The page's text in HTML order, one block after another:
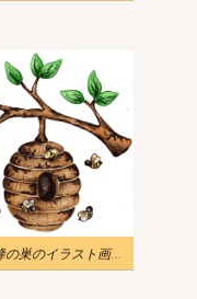
無料の蜂の巣のイラスト画像 2